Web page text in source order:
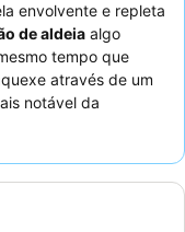
envolvente e repleta
de aldeia algo
tempo que
através de um
notável da
enérgica